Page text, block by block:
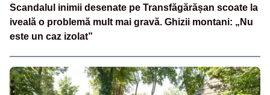
Scandalul inimii desenate pe Transfăgărășan scoate la
iveală o problemă mult mai gravă. Ghizii montani: „Nu
este un caz izolat”